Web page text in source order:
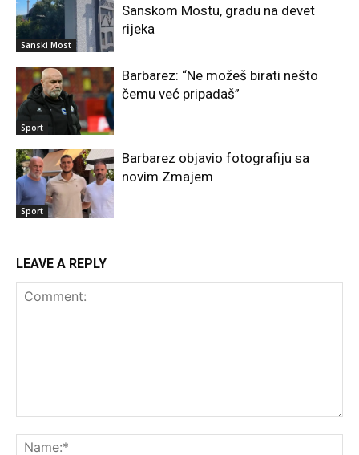
Sanski Most
Sanskom Mostu, gradu na devet
rijeka
Sport
Barbarez: “Ne možeš birati nešto
čemu već pripadaš”
Sport
Barbarez objavio fotografiju sa
novim Zmajem
LEAVE A REPLY